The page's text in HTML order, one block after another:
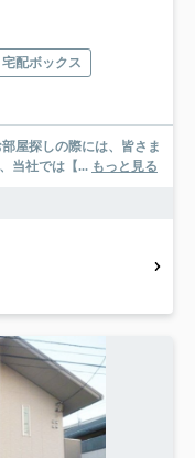
宅配ボックス
当社では【... もっと見る